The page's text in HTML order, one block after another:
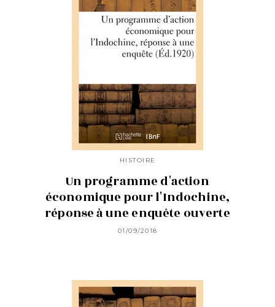
HISTOIRE
Un programme d'action
économique pour l'Indochine,
réponse à une enquête ouverte
01/09/2018